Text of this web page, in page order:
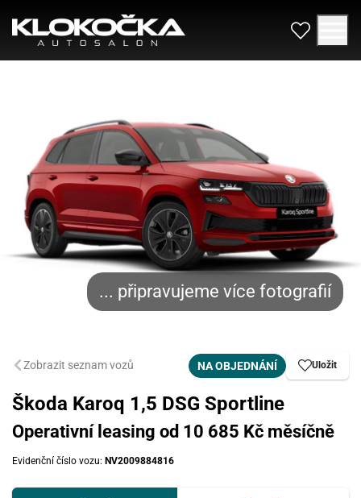
Zobrazit seznam vozů NA OBJEDNÁNÍ Uložit
Škoda Karoq 1,5 DSG Sportline
Operativní leasing od 10 685 Kč měsíčně
Evidenční číslo vozu: NV2009884816